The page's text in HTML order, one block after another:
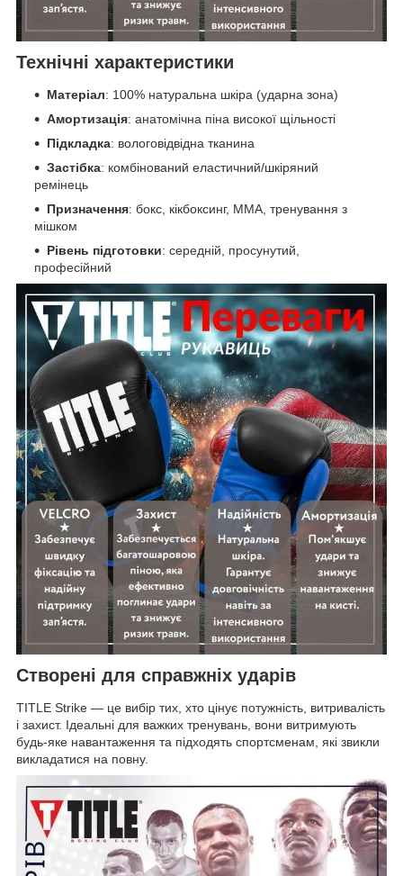
Технічні характеристики
Матеріал: 100% натуральна шкіра (ударна зона)
Амортизація: анатомічна піна високої щільності
Підкладка: вологовідвідна тканина
Застібка: комбінований еластичний/шкіряний
ремінець
Призначення: бокс, кікбоксинг, MMA, тренування з
мішком
Рівень підготовки: середній, просунутий,
професійний
Створені для справжніх ударів
TITLE Strike — це вибір тих, хто цінує потужність, витривалість
і захист. Ідеальні для важких тренувань, вони витримують
будь-яке навантаження та підходять спортсменам, які звикли
викладатися на повну.